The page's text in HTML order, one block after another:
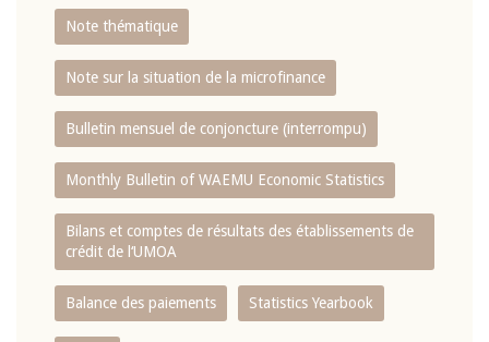
Note thématique
Note sur la situation de la microfinance
Bulletin mensuel de conjoncture (interrompu)
Monthly Bulletin of WAEMU Economic Statistics
Bilans et comptes de résultats des établissements de
crédit de l‘UMOA
Balance des paiements Statistics Yearbook